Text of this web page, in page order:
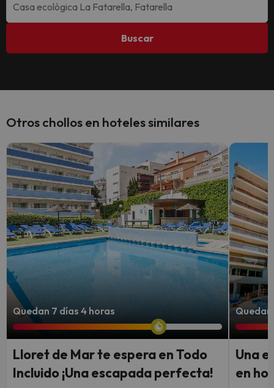
Buscar
Otros chollos en hoteles similares
Quedan 7 días 4 horas
Lloret de Mar te espera en Todo
Incluido ¡Una escapada perfecta!
Quedan
Una
en